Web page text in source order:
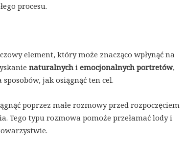
procesu.
element, który może znacząco wpłynąć na
naturalnych i emocjonalnych portretów,
jak osiągnąć ten cel.
poprzez małe rozmowy przed rozpoczęciem
Tego typu rozmowa pomoże przełamać lody i